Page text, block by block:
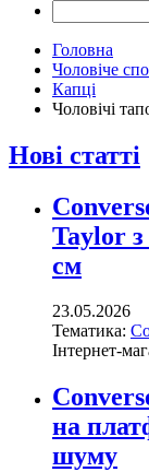
Головна
Чоловіче
Капці
Чоловічі
Нові статті
Taylor з
см
23.05.2026
Тематика:
Інтернет-
на
шуму